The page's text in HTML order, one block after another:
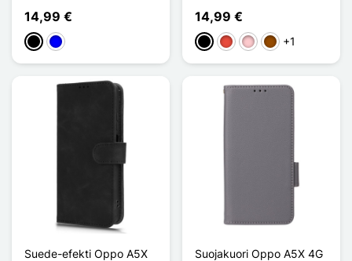
14,99 €
MustaSininen
14,99 €
MustaPunainen
PinkkiRuskea
+1
Suede-efekti Oppo A5X
Suojakuori Oppo A5X 4G